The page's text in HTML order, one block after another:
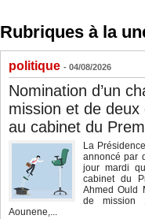
Rubriques à la
politique - 04/08/2026
Nomination d’un
mission et de deux
au cabinet du
La
annoncé par
jour mardi
cabinet du
Ahmed Ould
de mission
Aounene,...